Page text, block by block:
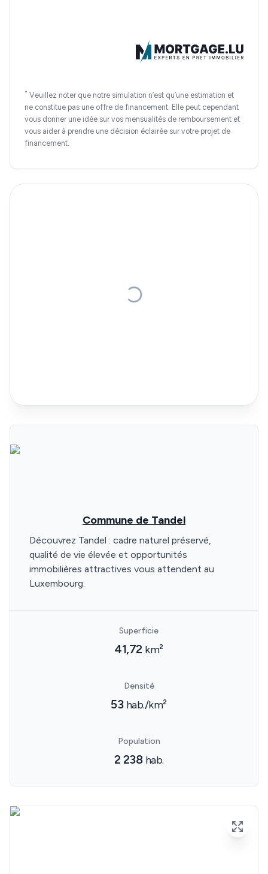
* Veuillez noter que notre simulation n’est qu’une estimation et
ne constitue pas une offre de financement. Elle peut cependant
vous donner une idée sur vos mensualités de remboursement et
vous aider à prendre une décision éclairée sur votre projet de
financement.
Commune de Tandel
Découvrez Tandel : cadre naturel préservé,
qualité de vie élevée et opportunités
immobilières attractives vous attendent au
Luxembourg.
Superficie
41,72 km²
Densité
53 hab./km²
Population
2 238 hab.